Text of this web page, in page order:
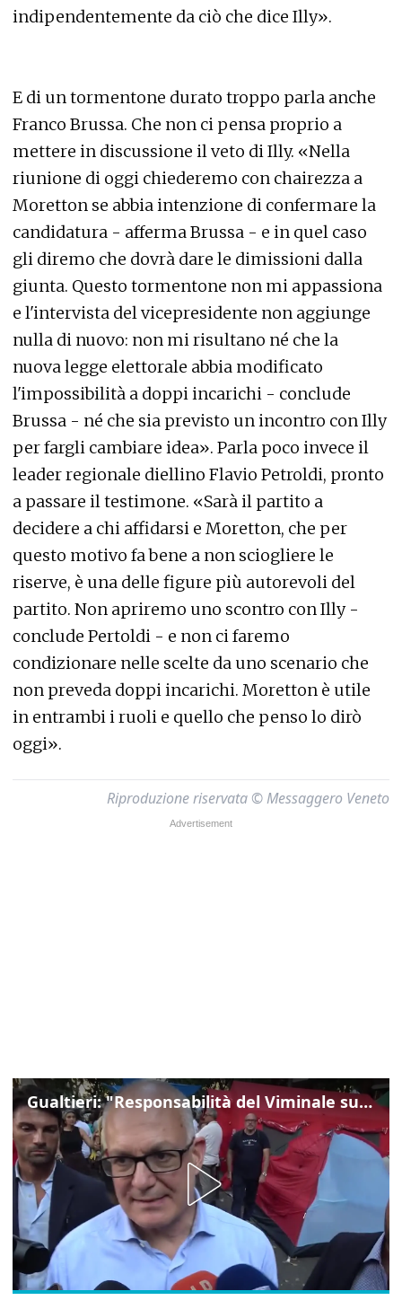
indipendentemente da ciò che dice Illy».
E di un tormentone durato troppo parla anche
Franco Brussa. Che non ci pensa proprio a
mettere in discussione il veto di Illy. «Nella
riunione di oggi chiederemo con chairezza a
Moretton se abbia intenzione di confermare la
candidatura - afferma Brussa - e in quel caso
gli diremo che dovrà dare le dimissioni dalla
giunta. Questo tormentone non mi appassiona
e l'intervista del vicepresidente non aggiunge
nulla di nuovo: non mi risultano né che la
nuova legge elettorale abbia modificato
l'impossibilità a doppi incarichi - conclude
Brussa - né che sia previsto un incontro con Illy
per fargli cambiare idea». Parla poco invece il
leader regionale diellino Flavio Petroldi, pronto
a passare il testimone. «Sarà il partito a
decidere a chi affidarsi e Moretton, che per
questo motivo fa bene a non sciogliere le
riserve, è una delle figure più autorevoli del
partito. Non apriremo uno scontro con Illy -
conclude Pertoldi - e non ci faremo
condizionare nelle scelte da uno scenario che
non preveda doppi incarichi. Moretton è utile
in entrambi i ruoli e quello che penso lo dirò
oggi».
Riproduzione riservata © Messaggero Veneto
Gualtieri: "Responsabilità del Viminale su Spin Time? La posizione dei partiti è nota"